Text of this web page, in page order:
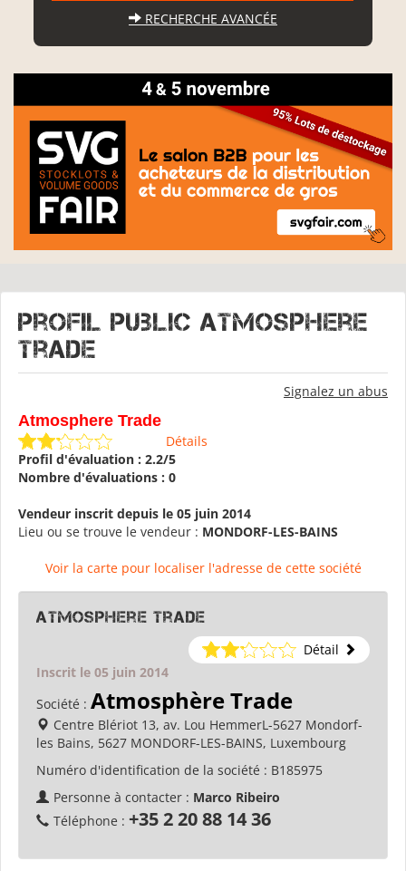
RECHERCHE AVANCÉE
Profil public Atmosphere
Trade
Signalez un abus
Atmosphere Trade
Détails
Profil d'évaluation : 2.2/5
Nombre d'évaluations : 0
Vendeur inscrit depuis le 05 juin 2014
Lieu ou se trouve le vendeur : MONDORF-LES-BAINS
Voir la carte pour localiser l'adresse de cette société
Atmosphere Trade
Détail
Inscrit le 05 juin 2014
Société : Atmosphère Trade
Centre Blériot 13, av. Lou HemmerL-5627 Mondorf-
les Bains, 5627 MONDORF-LES-BAINS, Luxembourg
Numéro d'identification de la société : B185975
Personne à contacter : Marco Ribeiro
Téléphone : +35 2 20 88 14 36